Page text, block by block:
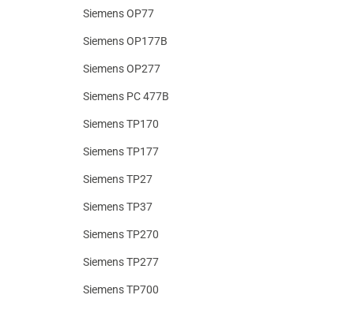
Siemens OP77
Siemens OP177B
Siemens OP277
Siemens PC 477B
Siemens TP170
Siemens TP177
Siemens TP27
Siemens TP37
Siemens TP270
Siemens TP277
Siemens TP700